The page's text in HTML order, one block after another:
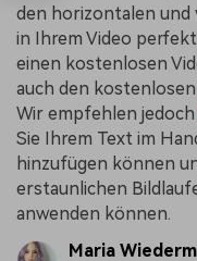
den horizontalen
in Ihrem Video
einen kostenlosen
auch den
Wir empfehlen jedoch
Sie Ihrem Text im
hinzufügen können
erstaunlichen
anwenden können.
Maria